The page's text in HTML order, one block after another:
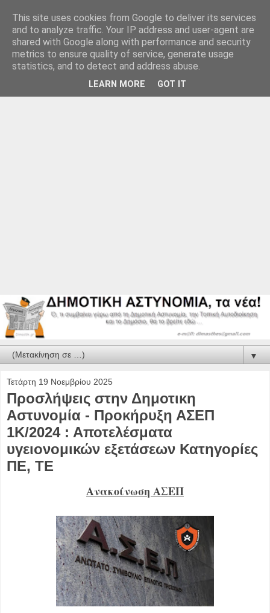
▼
Τετάρτη 19 Νοεμβρίου 2025
Προσλήψεις στην Δημοτικη
Αστυνομία - Προκήρυξη ΑΣΕΠ
1Κ/2024 : Αποτελέσματα
υγειονομικών εξετάσεων Κατηγορίες
ΠΕ, ΤΕ
Ανακοίνωση ΑΣΕΠ
This site uses cookies from Google to deliver its services
and to analyze traffic. Your IP address and user-agent are
shared with Google along with performance and security
metrics to ensure quality of service, generate usage
statistics, and to detect and address abuse.
LEARN MORE GOT IT